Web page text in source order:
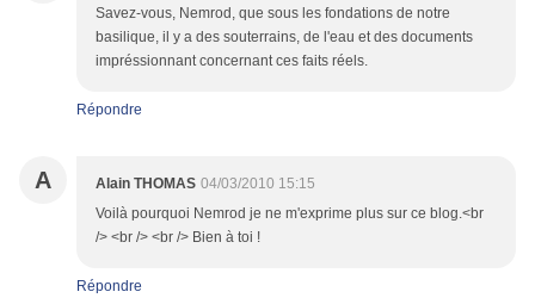
Savez-vous, Nemrod, que sous les fondations de notre
basilique, il y a des souterrains, de l'eau et des documents
impréssionnant concernant ces faits réels.
Répondre
A Alain THOMAS 04/03/2010 15:15
Voilà pourquoi Nemrod je ne m'exprime plus sur ce blog.<br
/> <br /> <br /> Bien à toi !
Répondre